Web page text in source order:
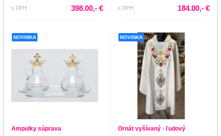
s DPH
398.00,- € s DPH 184.00,- €
NOVINKA
Ampulky súprava
NOVINKA
Ornát vyšívaný - ľudový